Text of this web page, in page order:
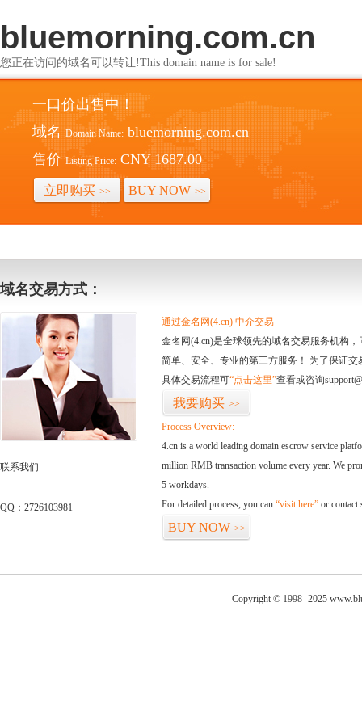
bluemorning.com.cn
您正在访问的域名可以转让!This domain name is for sale!
一口价出售中！
域名 Domain Name: bluemorning.com.cn
售价 Listing Price: CNY 1687.00
立即购买 >> BUY NOW >>
域名交易方式：
联系我们
QQ：2726103981
通过金名网(4.cn) 中介交易
金名网(4.cn)是全球领先的域名交易服务机构
简单、安全、专业的第三方服务！ 为了保证
具体交易流程可“点击这里”查看或咨询
我要购买 >>
Process Overview:
4.cn is a world leading domain escrow service
million RMB transaction volume every year. We
5 workdays.
For detailed process, you can “visit here” or contact
BUY NOW >>
Copyright © 1998 -2025